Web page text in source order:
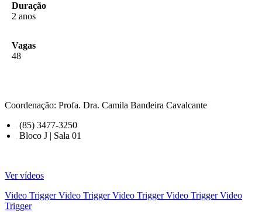
Duração
2 anos
Vagas
48
Coordenação: Profa. Dra. Camila Bandeira Cavalcante
(85) 3477-3250
Bloco J | Sala 01
Ver vídeos
Video TriggerVideo TriggerVideo TriggerVideo TriggerVideo
Trigger